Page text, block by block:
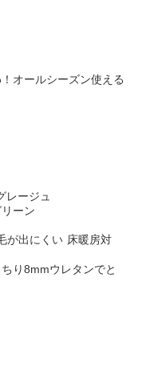
オールシーズン使える
が出にくい 床暖房対
り8mmウレタンでと